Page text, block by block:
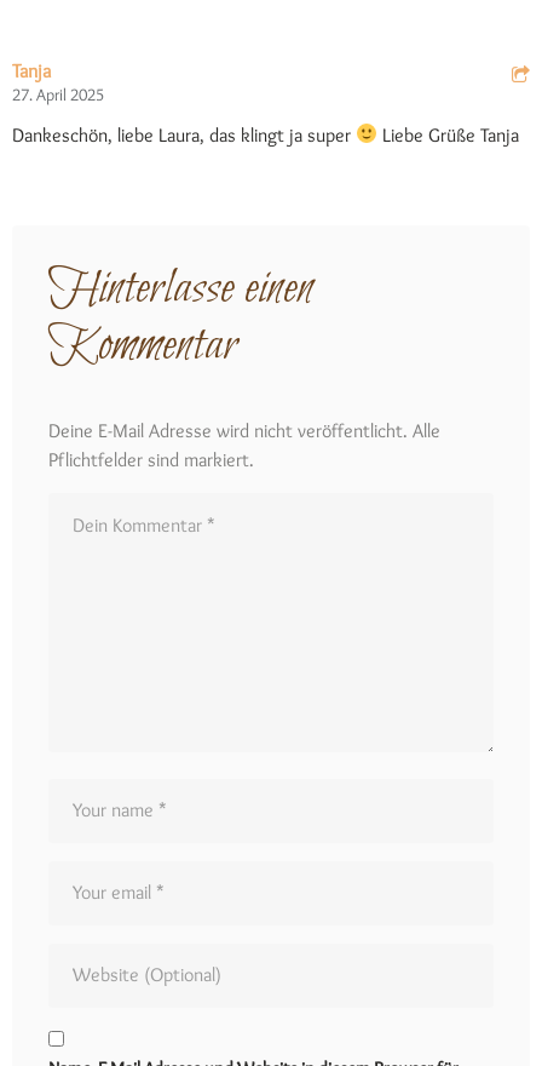
Tanja
27. April 2025
Dankeschön, liebe Laura, das klingt ja super Liebe Grüße Tanja
Hinterlasse einen
Kommentar
Deine E-Mail Adresse wird nicht veröffentlicht. Alle
Pflichtfelder sind markiert.